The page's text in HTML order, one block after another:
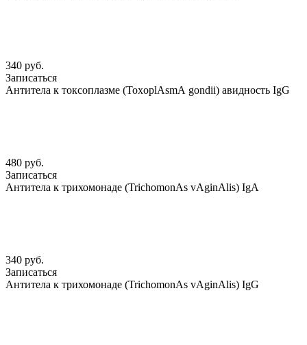
340 руб.
Записаться
Антитела к токсоплазме (ToxoplАsmА gondii) авидность IgG
480 руб.
Записаться
Антитела к трихомонаде (TrichomonАs vАginАlis) IgА
340 руб.
Записаться
Антитела к трихомонаде (TrichomonАs vАginАlis) IgG